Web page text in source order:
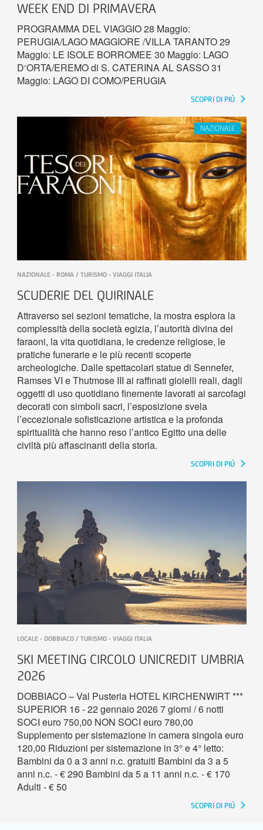
WEEK END DI PRIMAVERA
PROGRAMMA DEL VIAGGIO 28 Maggio:
PERUGIA/LAGO MAGGIORE /VILLA TARANTO 29
Maggio: LE ISOLE BORROMEE 30 Maggio: LAGO
D‘ORTA/EREMO di S. CATERINA AL SASSO 31
Maggio: LAGO DI COMO/PERUGIA
SCOPRI DI PIÚ
NAZIONALE - ROMA / TURISMO - VIAGGI ITALIA
SCUDERIE DEL QUIRINALE
Attraverso sei sezioni tematiche, la mostra esplora la
complessità della società egizia, l’autorità divina dei
faraoni, la vita quotidiana, le credenze religiose, le
pratiche funerarie e le più recenti scoperte
archeologiche. Dalle spettacolari statue di Sennefer,
Ramses VI e Thutmose III ai raffinati gioielli reali, dagli
oggetti di uso quotidiano finemente lavorati ai sarcofagi
decorati con simboli sacri, l’esposizione svela
l’eccezionale sofisticazione artistica e la profonda
spiritualità che hanno reso l’antico Egitto una delle
civiltà più affascinanti della storia.
SCOPRI DI PIÚ
LOCALE - DOBBIACO / TURISMO - VIAGGI ITALIA
SKI MEETING CIRCOLO UNICREDIT UMBRIA
2026
DOBBIACO – Val Pusteria HOTEL KIRCHENWIRT ***
SUPERIOR 16 - 22 gennaio 2026 7 giorni / 6 notti
SOCI euro 750,00 NON SOCI euro 780,00
Supplemento per sistemazione in camera singola euro
120,00 Riduzioni per sistemazione in 3° e 4° letto:
Bambini da 0 a 3 anni n.c. gratuiti Bambini da 3 a 5
anni n.c. - € 290 Bambini da 5 a 11 anni n.c. - € 170
Adulti - € 50
SCOPRI DI PIÚ